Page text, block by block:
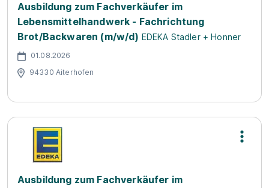
Ausbildung zum Fachverkäufer im
Lebensmittelhandwerk - Fachrichtung
Brot/Backwaren (m/w/d) EDEKA Stadler + Honner
01.08.2026
94330 Aiterhofen
Ausbildung zum Fachverkäufer im